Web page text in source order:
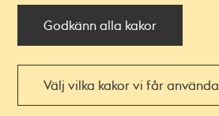
Godkänn alla kakor
Välj vilka kakor vi får använda